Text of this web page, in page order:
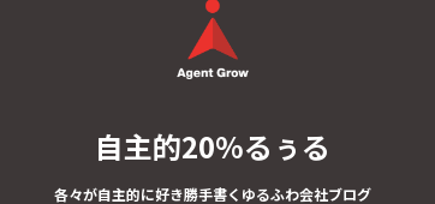
自主的20%るぅる
各々が自主的に好き勝手書くゆるふわ会社ブログ